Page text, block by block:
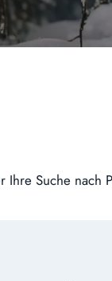
Ihre Suche nach